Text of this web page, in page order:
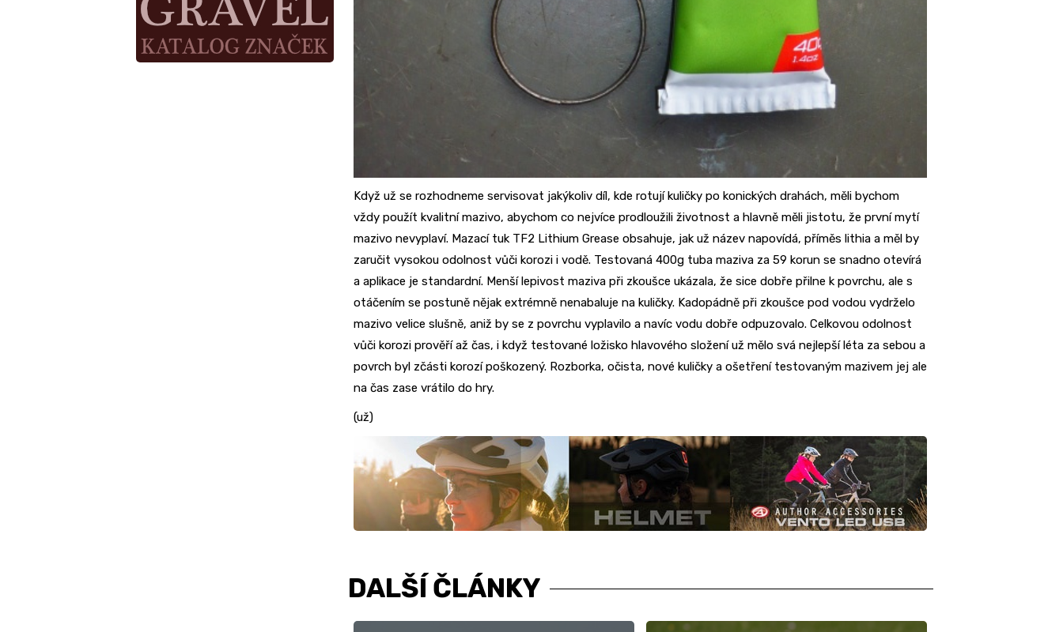
Když už se rozhodneme servisovat jakýkoliv díl, kde rotují kuličky po konických drahách, měli bychom
vždy použít kvalitní mazivo, abychom co nejvíce prodloužili životnost a hlavně měli jistotu, že první mytí
mazivo nevyplaví. Mazací tuk TF2 Lithium Grease obsahuje, jak už název napovídá, příměs lithia a měl by
zaručit vysokou odolnost vůči korozi i vodě. Testovaná 400g tuba maziva za 59 korun se snadno otevírá
a aplikace je standardní. Menší lepivost maziva při zkoušce ukázala, že sice dobře přilne k povrchu, ale s
otáčením se postuně nějak extrémně nenabaluje na kuličky. Kadopádně při zkoušce pod vodou vydrželo
mazivo velice slušně, aniž by se z povrchu vyplavilo a navíc vodu dobře odpuzovalo. Celkovou odolnost
vůči korozi prověří až čas, i když testované ložisko hlavového složení už mělo svá nejlepší léta za sebou a
povrch byl zčásti korozí poškozený. Rozborka, očista, nové kuličky a ošetření testovaným mazivem jej ale
na čas zase vrátilo do hry.
(už)
DALŠÍ ČLÁNKY